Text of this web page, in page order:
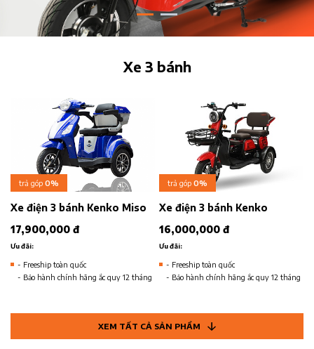
Xe 3 bánh
trả góp 0%
Xe điện 3 bánh Kenko Miso
17,900,000 đ
Ưu đãi:
- Freeship toàn quốc
- Bảo hành chính hãng ắc quy 12 tháng
trả góp 0%
Xe điện 3 bánh Kenko
16,000,000 đ
Ưu đãi:
- Freeship toàn quốc
- Bảo hành chính hãng ắc quy 12 tháng
XEM TẤT CẢ SẢN PHẨM